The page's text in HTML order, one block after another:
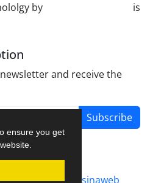
ensure you get
by
is
and receive the
Subscribe
designed by sinaweb